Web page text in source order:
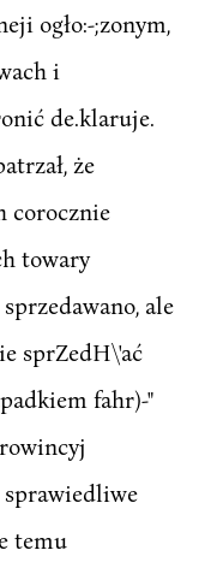
ogło:-;zonym,
i
de.klaruje.
że
corocznie
towary
ale
sprZedH\'ać
fahr)-"
temu